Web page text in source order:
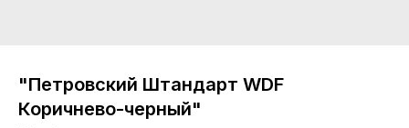
"Петровский Штандарт WDF
Коричнево-черный"